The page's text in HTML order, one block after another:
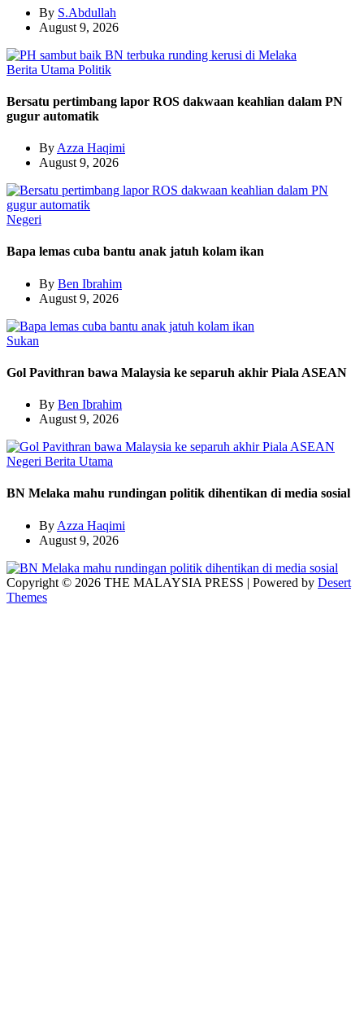
By S.Abdullah
August 9, 2026
Berita Utama Politik
Bersatu pertimbang lapor ROS dakwaan keahlian dalam PN
gugur automatik
By Azza Haqimi
August 9, 2026
Negeri
Bapa lemas cuba bantu anak jatuh kolam ikan
By Ben Ibrahim
August 9, 2026
Sukan
Gol Pavithran bawa Malaysia ke separuh akhir Piala ASEAN
By Ben Ibrahim
August 9, 2026
Negeri Berita Utama
BN Melaka mahu rundingan politik dihentikan di media sosial
By Azza Haqimi
August 9, 2026
Copyright © 2026 THE MALAYSIA PRESS | Powered by Desert
Themes